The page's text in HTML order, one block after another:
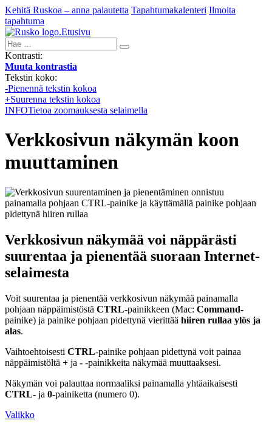
Kehitä Ruskoa – anna palautetta Tapahtumakalenteri Ilmoita
tapahtuma
Etusivu
Hae:
Kontrasti:
Muuta kontrastia
Tekstin koko:
-Pienennä tekstin kokoa
+Suurenna tekstin kokoa
INFOTietoa zoomauksesta selaimella
Verkkosivun näkymän koon
muuttaminen
Verkkosivun näkymää voi näppärästi
suurentaa ja pienentää suoraan Internet-
selaimesta
Voit suurentaa ja pienentää verkkosivun näkymää painamalla
pohjaan näppäimistöstä CTRL-painikkeen (Mac: Command-
painike) ja painike pohjaan pidettynä vierittää hiiren rullaa ylös ja
alas.
Vaihtoehtoisesti CTRL-painike pohjaan pidettynä voit painaa
näppäimistöltä + ja - -painikkeita näkymää muuttaaksesi.
Näkymän voi palauttaa normaaliksi painamalla yhtäaikaisesti
CTRL- ja 0-painiketta (numero 0).
Valikko